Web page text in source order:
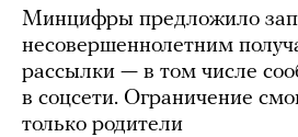
Минцифры предложило
несовершеннолетним
рассылки — в том числе
в соцсети. Ограничение
только родители